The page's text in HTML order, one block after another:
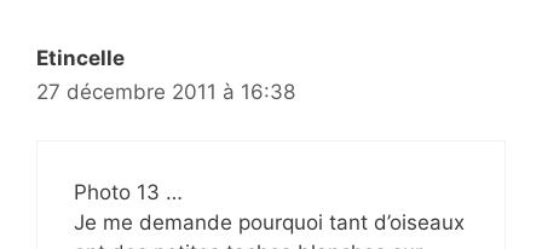
Etincelle
27 décembre 2011 à 16:38
Photo 13 …
Je me demande pourquoi tant d’oiseaux